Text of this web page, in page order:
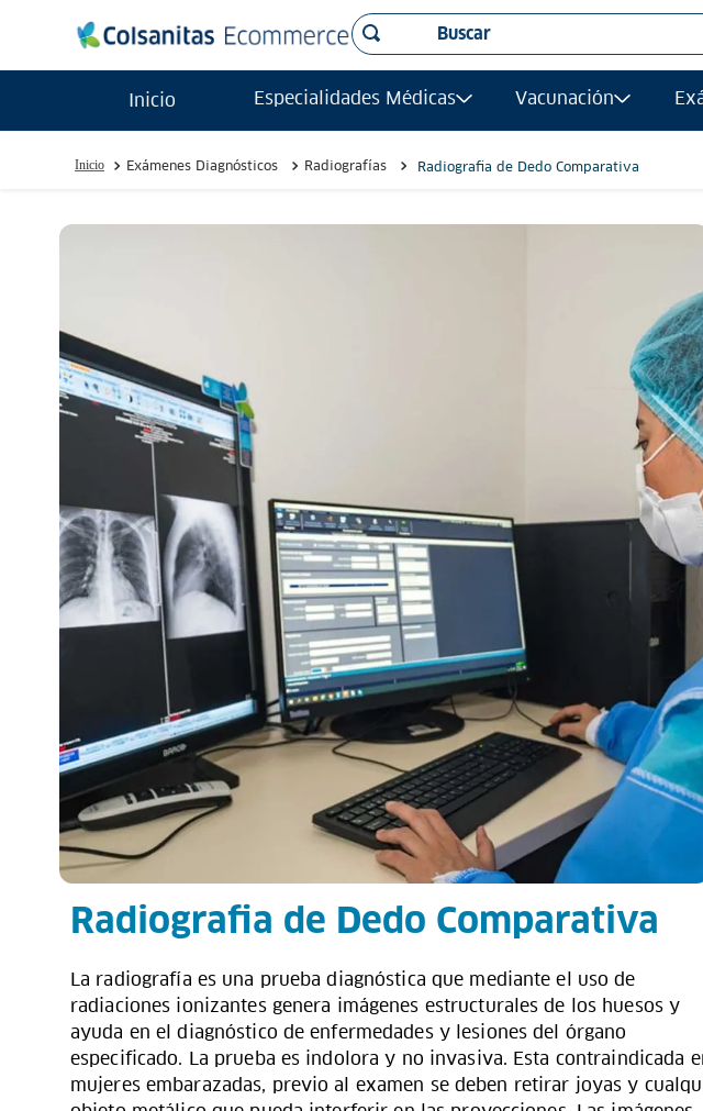
Buscar
Inicio Especialidades Médicas Vacunación
Exámenes Diagnósticos Radiografías Radiografia de Dedo Comparativa
Radiografia de Dedo Comparativa
La radiografía es una prueba diagnóstica que mediante el uso de
radiaciones ionizantes genera imágenes estructurales de los huesos y
ayuda en el diagnóstico de enfermedades y lesiones del órgano
especificado. La prueba es indolora y no invasiva. Esta contraindicada
mujeres embarazadas, previo al examen se deben retirar joyas y
4. urología